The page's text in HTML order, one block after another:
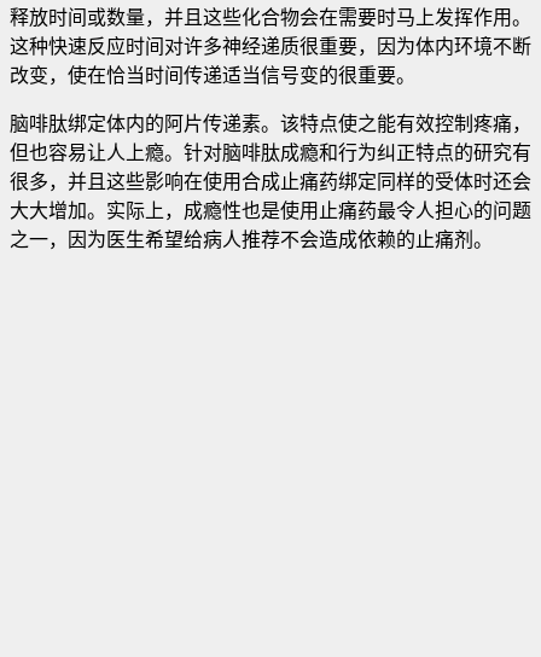
释放时间或数量，并且这些化合物会在需要时马上发挥作用。
这种快速反应时间对许多神经递质很重要，因为体内环境不断
改变，使在恰当时间传递适当信号变的很重要。
脑啡肽绑定体内的阿片传递素。该特点使之能有效控制疼痛，
但也容易让人上瘾。针对脑啡肽成瘾和行为纠正特点的研究有
很多，并且这些影响在使用合成止痛药绑定同样的受体时还会
大大增加。实际上，成瘾性也是使用止痛药最令人担心的问题
之一，因为医生希望给病人推荐不会造成依赖的止痛剂。